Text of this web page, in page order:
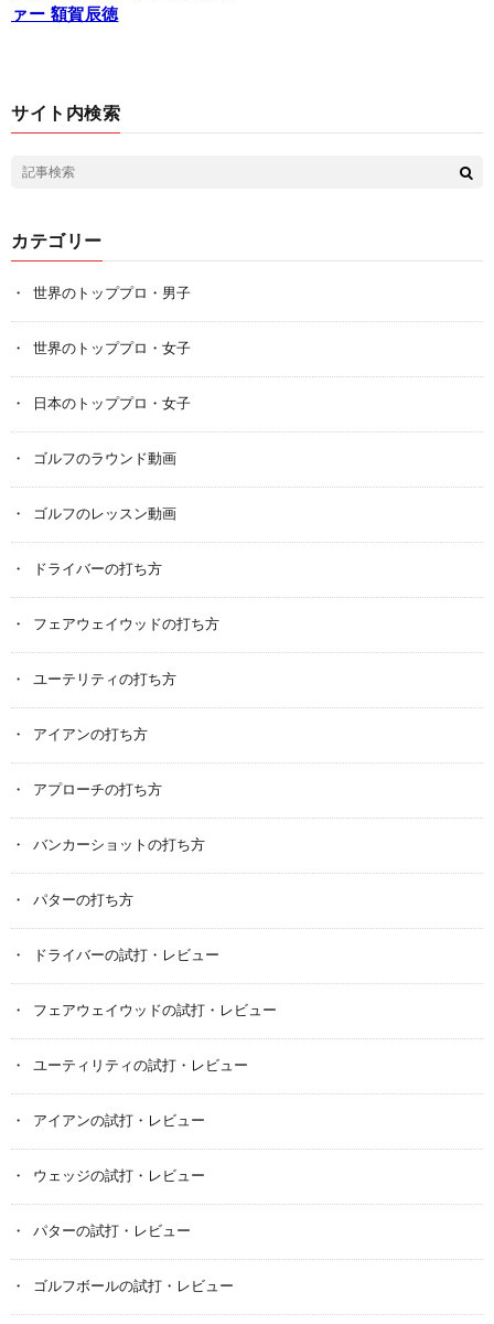
ァー 額賀辰徳
サイト内検索
カテゴリー
世界のトッププロ・男子
世界のトッププロ・女子
日本のトッププロ・女子
ゴルフのラウンド動画
ゴルフのレッスン動画
ドライバーの打ち方
フェアウェイウッドの打ち方
ユーテリティの打ち方
アイアンの打ち方
アプローチの打ち方
バンカーショットの打ち方
パターの打ち方
ドライバーの試打・レビュー
フェアウェイウッドの試打・レビュー
ユーティリティの試打・レビュー
アイアンの試打・レビュー
ウェッジの試打・レビュー
パターの試打・レビュー
ゴルフボールの試打・レビュー